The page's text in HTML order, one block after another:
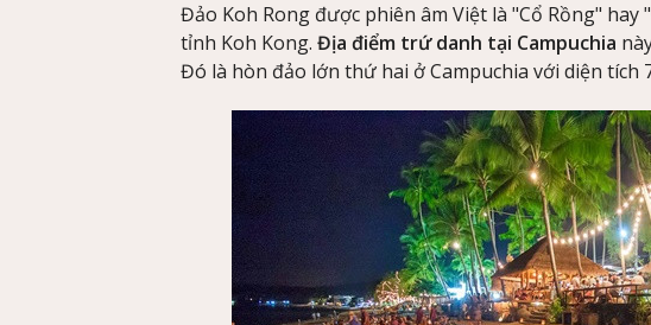
Đảo Koh Rong được phiên âm Việt là "Cổ Rồng"
tỉnh Koh Kong. Địa điểm trứ danh tại Campuchia
Đó là hòn đảo lớn thứ hai ở Campuchia với diện tích